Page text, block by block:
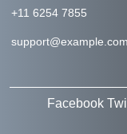
+11 6254 7855
support@example.com
Facebook